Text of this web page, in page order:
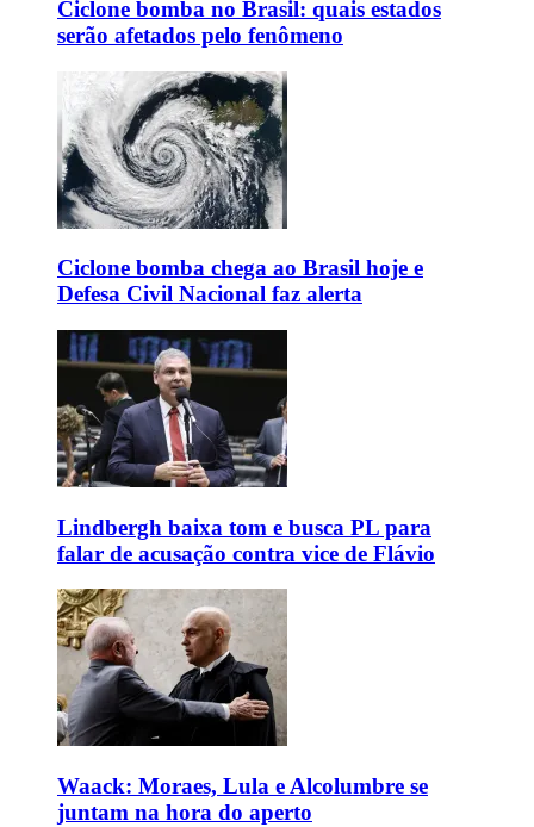
Ciclone bomba no Brasil: quais estados
serão afetados pelo fenômeno
Ciclone bomba chega ao Brasil hoje e
Defesa Civil Nacional faz alerta
Lindbergh baixa tom e busca PL para
falar de acusação contra vice de Flávio
Waack: Moraes, Lula e Alcolumbre se
juntam na hora do aperto